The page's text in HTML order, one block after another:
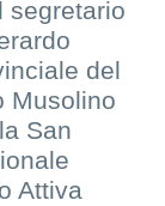
segretario
del
Musolino
San
Attiva